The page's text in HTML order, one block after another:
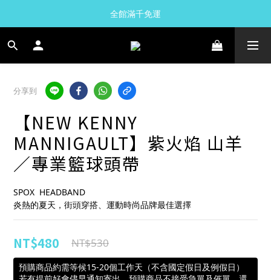
全館滿千免運
分享到
【NEW KENNY
MANNIGAULT】紫火焰 山羊
／專業籃球頭帶
SPOX  HEADBAND
炎熱的夏天，街頭穿搭、運動時尚品牌最佳選擇
NT$480 NT$530
預購商品約需等候15-20個工作天（不含國定假日及例假日）